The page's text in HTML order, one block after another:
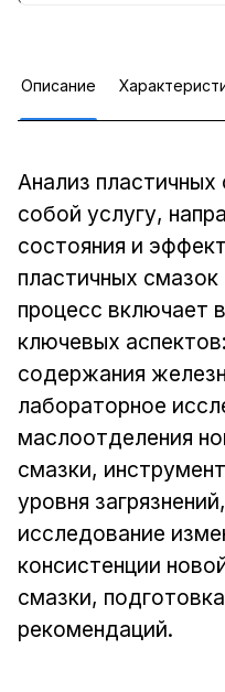
Описание
Анализ
собой услугу,
состояния и
пластичных
процесс включает
ключевых
содержания
лабораторное
маслоотделения
смазки,
уровня
исследование
консистенции
смазки,
рекомендаций.